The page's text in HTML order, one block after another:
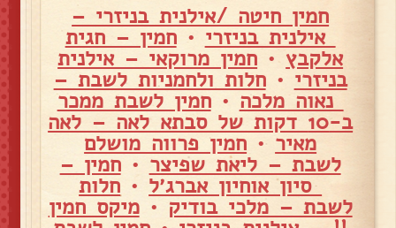
חמין חיטה /אילנית בניזרי –
אילנית בניזרי •חמין – חגית
אלקבץ • חמין מרוקאי – אילנית
בניזרי •חלות ולחמניות לשבת –
נאוה מלכה •חמין לשבת ממכר
ב-10 דקות של סבתא לאה – לאה
מאיר • חמין פרווה מושלם
לשבת – ליאת שפיצר •חמין –
סיון אוחיון אברג׳ל • חלות
לשבת – מלכי בודיק •מיקס חמין